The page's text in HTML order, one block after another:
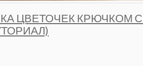
ЦВЕТОЧЕК КРЮЧКОМ